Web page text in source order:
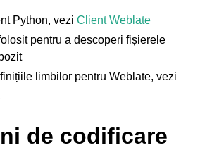
Python, veziClient Weblate
pentru a descoperi fișierele
limbilor pentru Weblate, vezi
de codificare